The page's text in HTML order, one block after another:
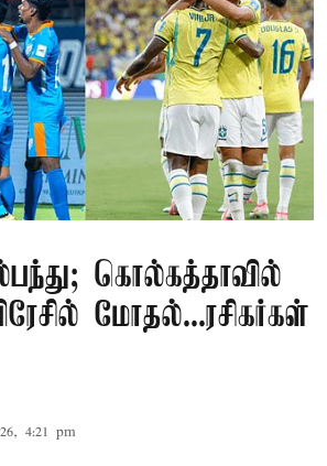
கொல்கத்தாவில்
மோதல்...ரசிகர்கள்
4:21 pm